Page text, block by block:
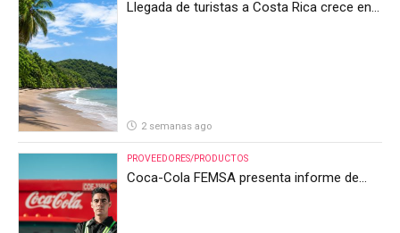
Llegada de turistas a Costa Rica crece en
2 semanas ago
PROVEEDORES/PRODUCTOS
Coca-Cola FEMSA presenta informe de